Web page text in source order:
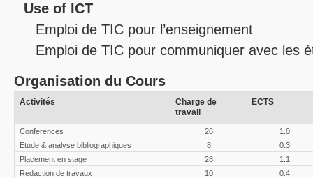
Use of ICT
Emploi de TIC pour l’enseignement
Emploi de TIC pour communiquer avec les
Organisation du Cours
Activités
Charge de
travail
ECTS
Conferences 26
1.0
Etude & analyse bibliographiques
8
0.3
Placement en stage
28
1.1
Redaction de travaux
10 0.4